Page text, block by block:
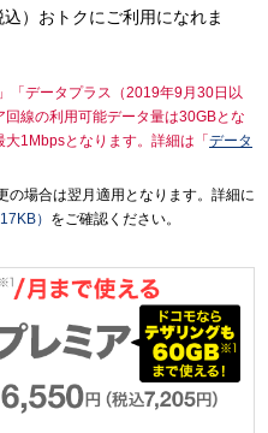
）おトクにご利用になれま
「データプラス（2019年9月30日以
線の利用可能データ量は30GBとな
1Mbpsとなります。詳細は「 データ
の場合は翌月適用となります。詳細に
） をご確認ください。